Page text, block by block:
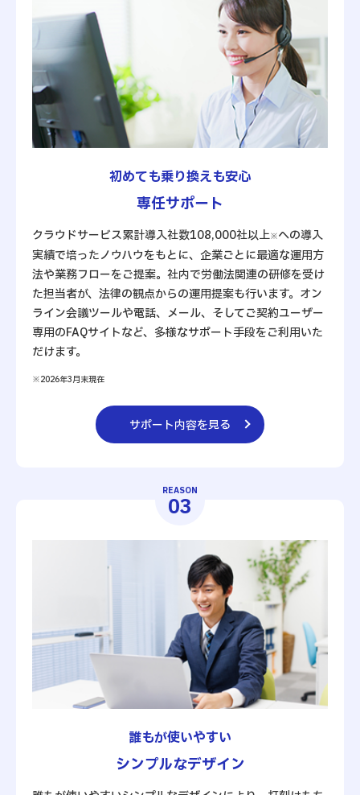
初めても乗り換えも安心
専任サポート
クラウドサービス累計導入社数108,000社以上※への導入
実績で培ったノウハウをもとに、企業ごとに最適な運用方
法や業務フローをご提案。社内で労働法関連の研修を受け
た担当者が、法律の観点からの運用提案も行います。オン
ライン会議ツールや電話、メール、そしてご契約ユーザー
専用のFAQサイトなど、多様なサポート手段をご利用いた
だけます。
※2026年3月末現在
サポート内容を見る
REASON
03
誰もが使いやすい
シンプルなデザイン